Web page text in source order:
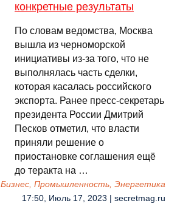
конкретные результаты
По словам ведомства, Москва
вышла из черноморской
инициативы из-за того, что не
выполнялась часть сделки,
которая касалась российского
экспорта. Ранее пресс-секретарь
президента России Дмитрий
Песков отметил, что власти
приняли решение о
приостановке соглашения ещё
до теракта на …
Бизнес, Промышленность, Энергетика
17:50, Июль 17, 2023 | secretmag.ru